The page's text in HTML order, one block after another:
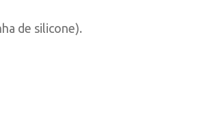
de silicone).